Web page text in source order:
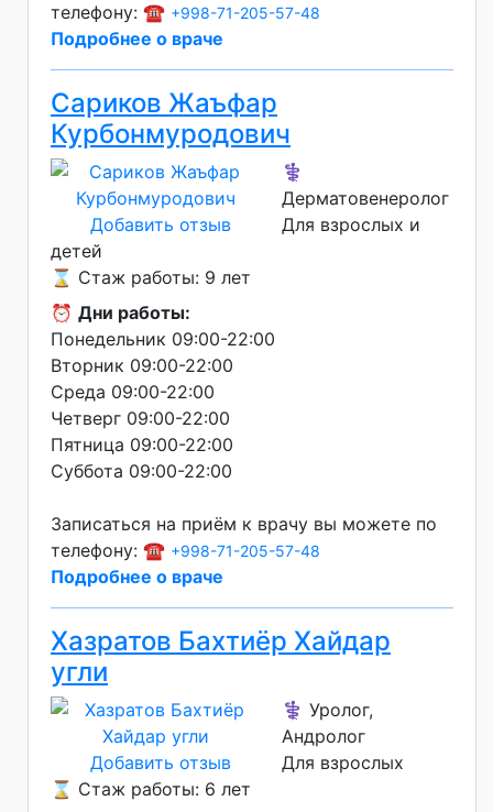
телефону: ☎️ +998-71-205-57-48
Подробнее о враче
Сариков Жаъфар
Курбонмуродович
Добавить отзыв
⚕️
Дерматовенеролог
Для взрослых и
детей
⌛ Стаж работы: 9 лет
⏰ Дни работы:
Понедельник 09:00-22:00
Вторник 09:00-22:00
Среда 09:00-22:00
Четверг 09:00-22:00
Пятница 09:00-22:00
Суббота 09:00-22:00
Записаться на приём к врачу вы можете по
телефону: ☎️ +998-71-205-57-48
Подробнее о враче
Хазратов Бахтиёр Хайдар
угли
Добавить отзыв
⚕️ Уролог,
Андролог
Для взрослых
⌛ Стаж работы: 6 лет